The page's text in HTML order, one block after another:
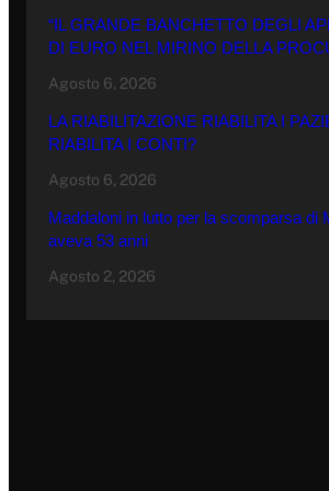
“IL GRANDE BANCHETTO DEGLI
DI EURO NEL MIRINO DELLA
Agosto 6, 2026
LA RIABILITAZIONE RIABILITA I
RIABILITA I CONTI?
Agosto 6, 2026
Maddaloni in lutto per la scomparsa di
aveva 53 anni
Agosto 2, 2026